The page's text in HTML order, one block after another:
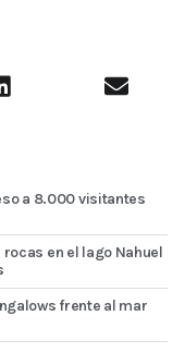
a 8.000 visitantes
en el lago Nahuel
frente al mar